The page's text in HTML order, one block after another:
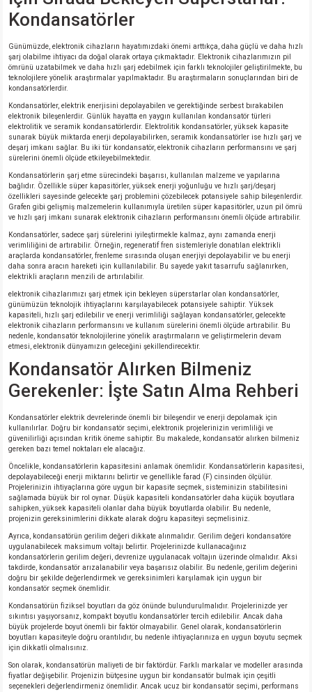
Kondansatörler
Günümüzde, elektronik cihazların hayatımızdaki önemi arttıkça, daha güçlü ve daha hızlı
şarj olabilme ihtiyacı da doğal olarak ortaya çıkmaktadır. Elektronik cihazlarımızın pil
ömrünü uzatabilmek ve daha hızlı şarj edebilmek için farklı teknolojiler geliştirilmekte, bu
teknolojilere yönelik araştırmalar yapılmaktadır. Bu araştırmaların sonuçlarından biri de
kondansatörlerdir.
Kondansatörler, elektrik enerjisini depolayabilen ve gerektiğinde serbest bırakabilen
elektronik bileşenlerdir. Günlük hayatta en yaygın kullanılan kondansatör türleri
elektrolitik ve seramik kondansatörlerdir. Elektrolitik kondansatörler, yüksek kapasite
sunarak büyük miktarda enerji depolayabilirken, seramik kondansatörler ise hızlı şarj ve
deşarj imkanı sağlar. Bu iki tür kondansatör, elektronik cihazların performansını ve şarj
sürelerini önemli ölçüde etkileyebilmektedir.
Kondansatörlerin şarj etme sürecindeki başarısı, kullanılan malzeme ve yapılarına
bağlıdır. Özellikle süper kapasitörler, yüksek enerji yoğunluğu ve hızlı şarj/deşarj
özellikleri sayesinde gelecekte şarj problemini çözebilecek potansiyele sahip bileşenlerdir.
Grafen gibi gelişmiş malzemelerin kullanımıyla üretilen süper kapasitörler, uzun pil ömrü
ve hızlı şarj imkanı sunarak elektronik cihazların performansını önemli ölçüde artırabilir.
Kondansatörler, sadece şarj sürelerini iyileştirmekle kalmaz, aynı zamanda enerji
verimliliğini de artırabilir. Örneğin, regeneratif fren sistemleriyle donatılan elektrikli
araçlarda kondansatörler, frenleme sırasında oluşan enerjiyi depolayabilir ve bu enerji
daha sonra aracın hareketi için kullanılabilir. Bu sayede yakıt tasarrufu sağlanırken,
elektrikli araçların menzili de artırılabilir.
elektronik cihazlarımızı şarj etmek için bekleyen süperstarlar olan kondansatörler,
günümüzün teknolojik ihtiyaçlarını karşılayabilecek potansiyele sahiptir. Yüksek
kapasiteli, hızlı şarj edilebilir ve enerji verimliliği sağlayan kondansatörler, gelecekte
elektronik cihazların performansını ve kullanım sürelerini önemli ölçüde artırabilir. Bu
nedenle, kondansatör teknolojilerine yönelik araştırmaların ve geliştirmelerin devam
etmesi, elektronik dünyamızın geleceğini şekillendirecektir.
Kondansatör Alırken Bilmeniz
Gerekenler: İşte Satın Alma Rehberi
Kondansatörler elektrik devrelerinde önemli bir bileşendir ve enerji depolamak için
kullanılırlar. Doğru bir kondansatör seçimi, elektronik projelerinizin verimliliği ve
güvenilirliği açısından kritik öneme sahiptir. Bu makalede, kondansatör alırken bilmeniz
gereken bazı temel noktaları ele alacağız.
Öncelikle, kondansatörlerin kapasitesini anlamak önemlidir. Kondansatörlerin kapasitesi,
depolayabileceği enerji miktarını belirtir ve genellikle farad (F) cinsinden ölçülür.
Projelerinizin ihtiyaçlarına göre uygun bir kapasite seçmek, sisteminizin stabilitesini
sağlamada büyük bir rol oynar. Düşük kapasiteli kondansatörler daha küçük boyutlara
sahipken, yüksek kapasiteli olanlar daha büyük boyutlarda olabilir. Bu nedenle,
projenizin gereksinimlerini dikkate alarak doğru kapasiteyi seçmelisiniz.
Ayrıca, kondansatörün gerilim değeri dikkate alınmalıdır. Gerilim değeri kondansatöre
uygulanabilecek maksimum voltajı belirtir. Projelerinizde kullanacağınız
kondansatörlerin gerilim değeri, devrenize uygulanacak voltajın üzerinde olmalıdır. Aksi
takdirde, kondansatör arızalanabilir veya başarısız olabilir. Bu nedenle, gerilim değerini
doğru bir şekilde değerlendirmek ve gereksinimleri karşılamak için uygun bir
kondansatör seçmek önemlidir.
Kondansatörün fiziksel boyutları da göz önünde bulundurulmalıdır. Projelerinizde yer
sıkıntısı yaşıyorsanız, kompakt boyutlu kondansatörler tercih edilebilir. Ancak daha
büyük projelerde boyut önemli bir faktör olmayabilir. Genel olarak, kondansatörlerin
boyutları kapasiteyle doğru orantılıdır, bu nedenle ihtiyaçlarınıza en uygun boyutu seçmek
için dikkatli olmalısınız.
Son olarak, kondansatörün maliyeti de bir faktördür. Farklı markalar ve modeller arasında
fiyatlar değişebilir. Projenizin bütçesine uygun bir kondansatör bulmak için çeşitli
seçenekleri değerlendirmeniz önemlidir. Ancak ucuz bir kondansatör seçimi, performans